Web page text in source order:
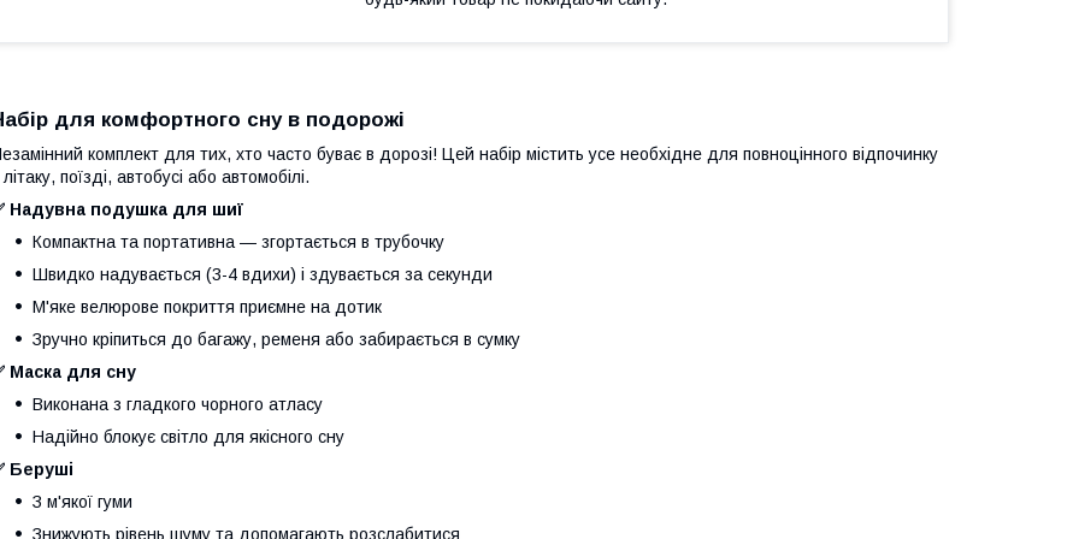
для комфортного сну в подорожі
комплект для тих, хто часто буває в дорозі! Цей набір містить усе необхідне для повноцінного відпочинку
поїзді, автобусі або автомобілі.
Надувна подушка для шиї
Компактна та портативна — згортається в трубочку
Швидко надувається (3-4 вдихи) і здувається за секунди
М'яке велюрове покриття приємне на дотик
Зручно кріпиться до багажу, ременя або забирається в сумку
Маска для сну
Виконана з гладкого чорного атласу
Надійно блокує світло для якісного сну
Беруші
З м'якої гуми
Знижують рівень шуму та допомагають розслабитися